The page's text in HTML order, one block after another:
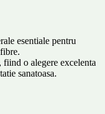
esentiale pentru
o alegere excelenta
sanatoasa.